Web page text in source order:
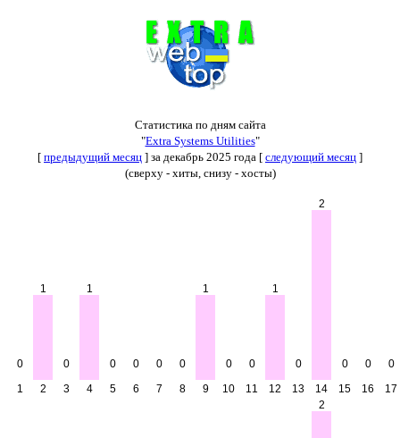
Статистика по дням сайта
"Extra Systems Utilities"
[ предыдущий месяц ] за декабрь 2025 года [ следующий месяц ]
(сверху - хиты, снизу - хосты)
0
1
1
2
0
3
1
4
0
5
0
6
0
7
0
8
1
9
0
10
0
11
1
12
0
13
2
14
0
15
0
16
0
17
2